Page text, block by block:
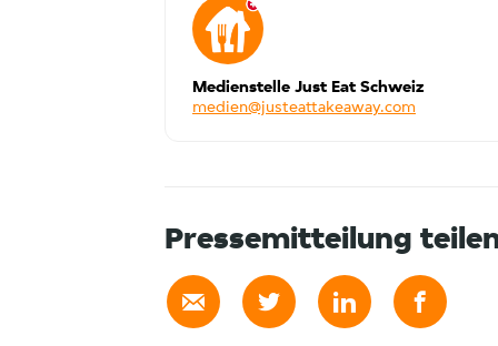
Medienstelle Just Eat Schweiz
medien@justeattakeaway.com
Pressemitteilung